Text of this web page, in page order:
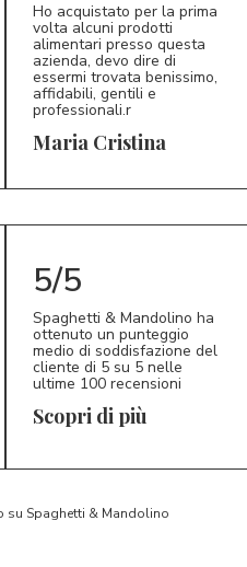
MC 5/5
Ho acquistato per la prima
volta alcuni prodotti
alimentari presso questa
azienda, devo dire di
essermi trovata benissimo,
affidabili, gentili e
professionali.r
Maria Cristina
5/5
Spaghetti & Mandolino ha
ottenuto un punteggio
medio di soddisfazione del
cliente di 5 su 5 nelle
ultime 100 recensioni
Scopri di più
su Spaghetti & Mandolino